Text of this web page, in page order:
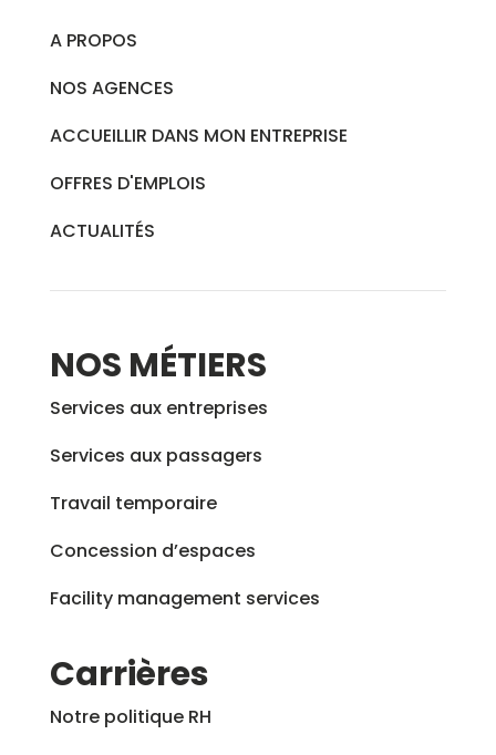
A PROPOS
NOS AGENCES
ACCUEILLIR DANS MON ENTREPRISE
OFFRES D'EMPLOIS
ACTUALITÉS
NOS MÉTIERS
Services aux entreprises
Services aux passagers
Travail temporaire
Concession d’espaces
Facility management services
Carrières
Notre politique RH